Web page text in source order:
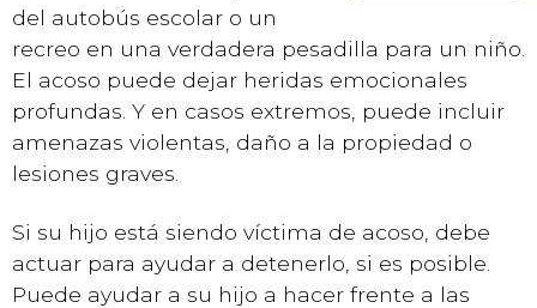
del autobús escolar o un
recreo en una verdadera pesadilla para un niño.
El acoso puede dejar heridas emocionales
profundas. Y en casos extremos, puede incluir
amenazas violentas, daño a la propiedad o
lesiones graves.
Si su hijo está siendo víctima de acoso, debe
actuar para ayudar a detenerlo, si es posible.
Puede ayudar a su hijo a hacer frente a las